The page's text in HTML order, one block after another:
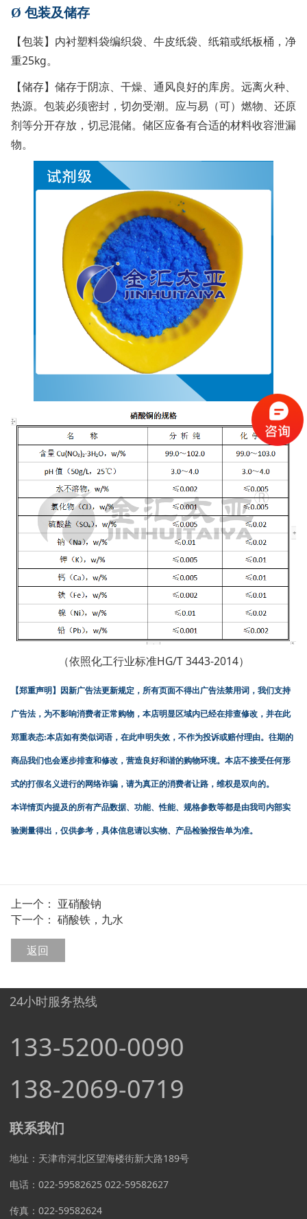
Ø 包装及储存
【包装】内衬塑料袋编织袋、牛皮纸袋、纸箱或纸板桶，净
重25kg。
【储存】储存于阴凉、干燥、通风良好的库房。远离火种、
热源。包装必须密封，切勿受潮。应与易（可）燃物、还原
剂等分开存放，切忌混储。储区应备有合适的材料收容泄漏
物。
（依照化工行业标准HG/T 3443-2014）
【郑重声明】 因新广告法更新规定，所有页面不得出广告法禁用词，我们支持
广告法，为不影响消费者正常购物，本店明显区域内已经在排查修改，并在此
郑重表态:本店如有类似词语，在此申明失效，不作为投诉或赔付理由。往期的
商品我们也会逐步排查和修改，营造良好和谐的购物环境。本店不接受任何形
式的打假名义进行的网络诈骗，请为真正的消费者让路，维权是双向的。
本详情页内提及的所有产品数据、功能、性能、规格参数等都是由我司内部实
验测量得出，仅供参考，具体信息请以实物、产品检验报告单为准。
上一个： 亚硝酸钠
下一个： 硝酸铁，九水
返回
24小时服务热线
133-5200-0090
138-2069-0719
联系我们
地址：天津市河北区望海楼街新大路189号
电话：022-59582625 022-59582627
传真：022-59582624